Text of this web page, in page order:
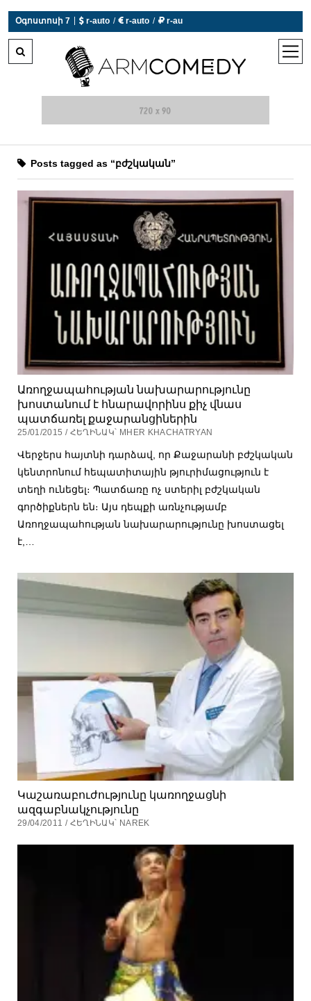
Օգոստոսի 7  r-auto /  r-auto /  r-au
open
Posts tagged as “բժշկական”
Առողջապահության նախարարությունը
խոստանում է հնարավորինս քիչ վնաս
պատճառել քաջարանցիներին
25/01/2015 / ՀԵՂԻՆԱԿ՝ MHER KHACHATRYAN
Վերջերս հայտնի դարձավ, որ Քաջարանի բժշկական
կենտրոնում հեպատիտային թյուրիմացություն է
տեղի ունեցել։ Պատճառը ոչ ստերիլ բժշկական
գործիքներն են։ Այս դեպքի առնչությամբ
Առողջապահության նախարարությունը խոստացել
է,…
Կաշառաբուժությունը կառողջացնի
ազգաբնակչությունը
29/04/2011 / ՀԵՂԻՆԱԿ՝ NAREK